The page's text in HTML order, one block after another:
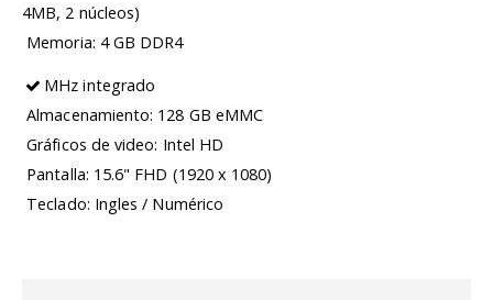
4MB, 2 núcleos)
 Memoria: 4 GB DDR4
MHz integrado
 Almacenamiento: 128 GB eMMC
 Gráficos de video: Intel HD
 Pantalla: 15.6" FHD (1920 x 1080)
 Teclado: Ingles / Numérico